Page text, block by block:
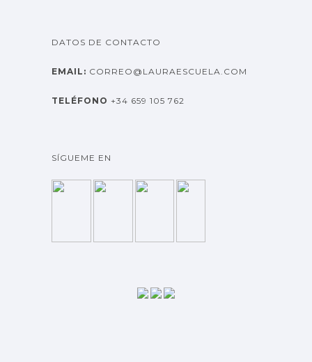
DATOS DE CONTACTO
EMAIL: CORREO@LAURAESCUELA.COM
TELÉFONO +34 659 105 762
SÍGUEME EN